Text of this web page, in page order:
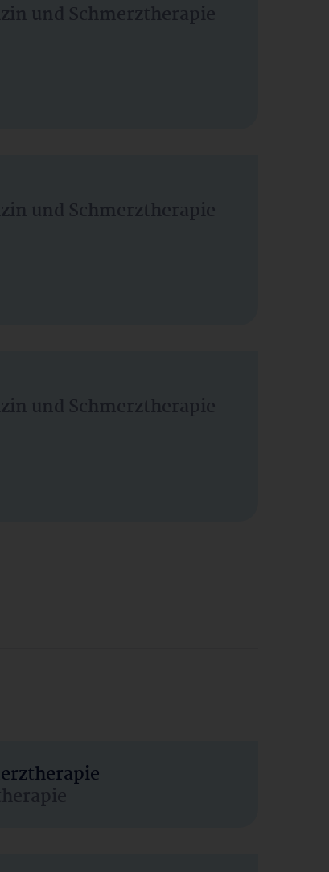
und Schmerztherapie
und Schmerztherapie
und Schmerztherapie